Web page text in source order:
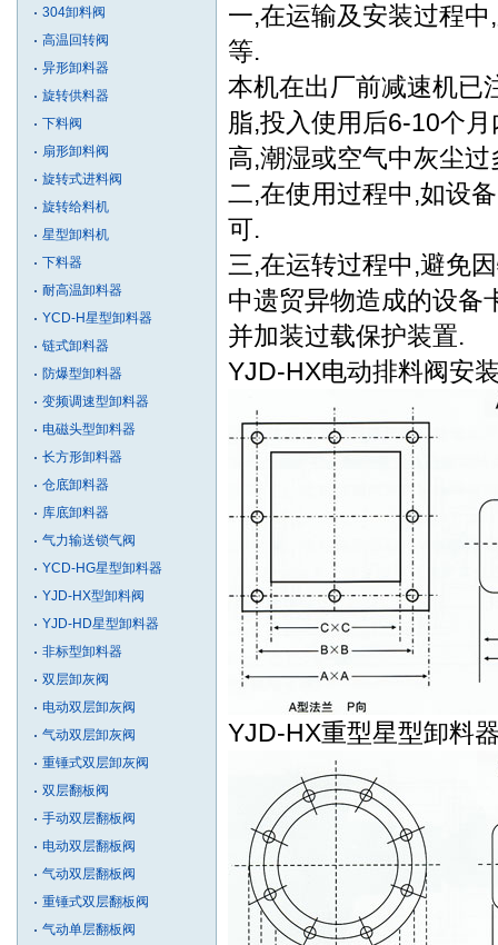
304卸料阀
高温回转阀
异形卸料器
旋转供料器
下料阀
扇形卸料阀
旋转式进料阀
旋转给料机
星型卸料机
下料器
耐高温卸料器
YCD-H星型卸料器
链式卸料器
防爆型卸料器
变频调速型卸料器
电磁头型卸料器
长方形卸料器
仓底卸料器
库底卸料器
气力输送锁气阀
YCD-HG星型卸料器
YJD-HX型卸料阀
YJD-HD星型卸料器
非标型卸料器
双层卸灰阀
电动双层卸灰阀
气动双层卸灰阀
重锤式双层卸灰阀
双层翻板阀
手动双层翻板阀
电动双层翻板阀
气动双层翻板阀
重锤式双层翻板阀
气动单层翻板阀
一,在运输及安装过程
等.
本机在出厂前减速机已
脂,投入使用后6-10个
高,潮湿或空气中灰
二,在使用过程中,如设
可.
三,在运转过程中,避免
中遗贸异物造成的设备
并加装过载保护装
YJD-HX电动排料阀安
YJD-HX重型星型卸料